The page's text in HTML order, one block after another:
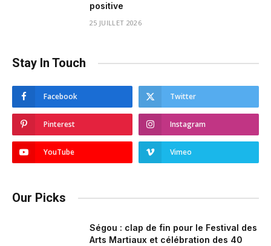
positive
25 JUILLET 2026
Stay In Touch
Facebook Twitter
Pinterest Instagram
YouTube Vimeo
Our Picks
Ségou : clap de fin pour le Festival des
Arts Martiaux et célébration des 40